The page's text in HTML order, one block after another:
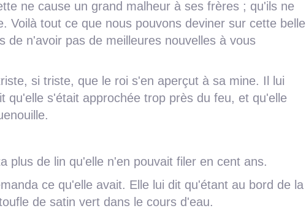
ne cause un grand malheur à ses frères ; qu'ils ne
Voilà tout ce que nous pouvons deviner sur cette belle
de n'avoir pas de meilleures nouvelles à vous
si triste, que le roi s'en aperçut à sa mine. Il lui
qu'elle s'était approchée trop près du feu, et qu'elle
plus de lin qu'elle n'en pouvait filer en cent ans.
ce qu'elle avait. Elle lui dit qu'étant au bord de la
de satin vert dans le cours d'eau.